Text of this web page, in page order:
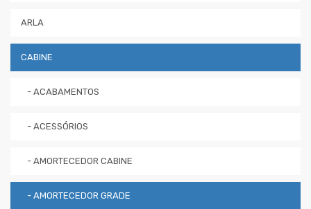
ARLA
CABINE
- ACABAMENTOS
- ACESSÓRIOS
- AMORTECEDOR CABINE
- AMORTECEDOR GRADE